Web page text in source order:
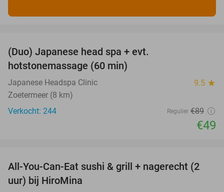
(Duo) Japanese head spa + evt.
hotstonemassage (60 min)
Japanese Headspa Clinic 9.5 star
Zoetermeer (8 km)
Verkocht: 244
Regulier €89
€49
23%
All-You-Can-Eat sushi & grill + nagerecht (2
uur) bij HiroMina